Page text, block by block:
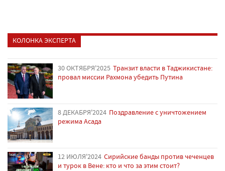
КОЛОНКА ЭКСПЕРТА
30 ОКТЯБРЯ'2025 Транзит власти в Таджикистане:
провал миссии Рахмона убедить Путина
8 ДЕКАБРЯ'2024 Поздравление с уничтожением
режима Асада
12 ИЮЛЯ'2024 Сирийские банды против чеченцев
и турок в Вене: кто и что за этим стоит?